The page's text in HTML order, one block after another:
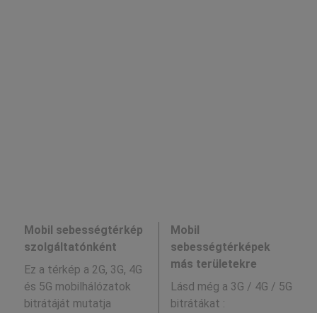
Mobil sebességtérkép
szolgáltatónként
Ez a térkép a 2G, 3G, 4G
és 5G mobilhálózatok
bitrátáját mutatja
Mobil
sebességtérképek
más területekre
Lásd még a 3G / 4G / 5G
bitrátákat :